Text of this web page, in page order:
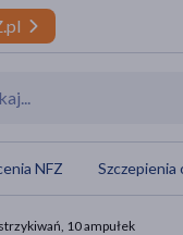
NFZ Szczepienia
10 ampułek